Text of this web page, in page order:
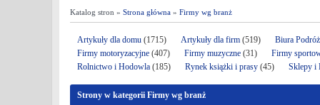
Katalog stron » Strona główna » Firmy wg branż
Artykuły dla domu (1715) Artykuły dla firm (519)
Biura
Firmy motoryzacyjne (407) Firmy muzyczne (31)
Firmy
Rolnictwo i Hodowla (185) Rynek książki i prasy (45) Sklepy i
Strony w kategorii Firmy wg branż